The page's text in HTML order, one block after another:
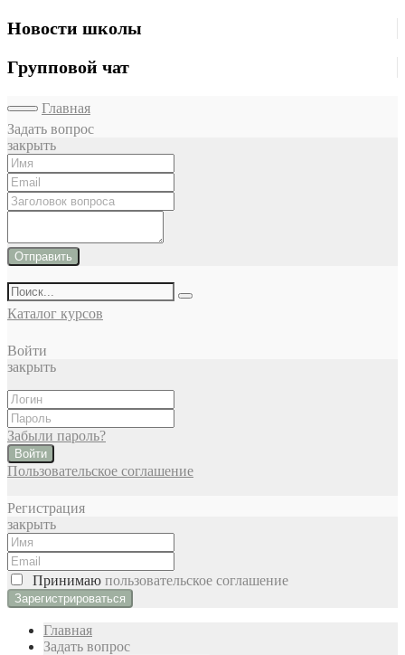
Новости школы
Групповой чат
Главная
Задать вопрос
закрыть
Отправить
Каталог курсов
Войти
закрыть
Забыли пароль?
Войти
Пользовательское соглашение
Регистрация
закрыть
Принимаю пользовательское соглашение
Главная
Задать вопрос